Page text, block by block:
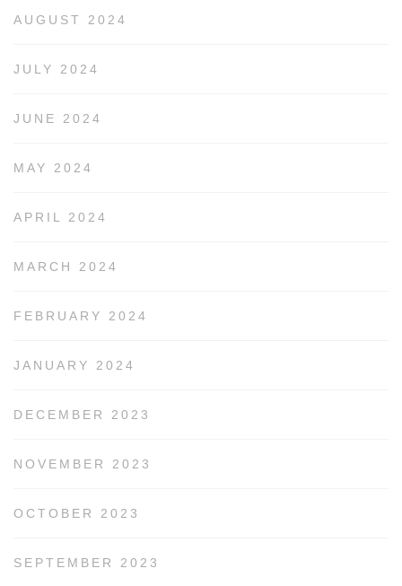
AUGUST 2024
JULY 2024
JUNE 2024
MAY 2024
APRIL 2024
MARCH 2024
FEBRUARY 2024
JANUARY 2024
DECEMBER 2023
NOVEMBER 2023
OCTOBER 2023
SEPTEMBER 2023